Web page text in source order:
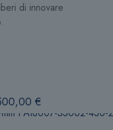
di innovare
€